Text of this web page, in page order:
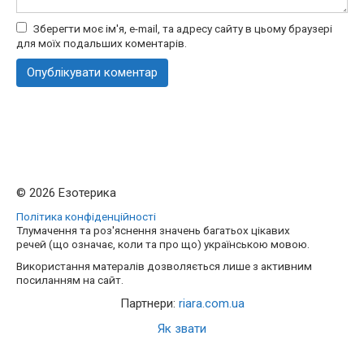
Зберегти моє ім'я, e-mail, та адресу сайту в цьому браузері
для моїх подальших коментарів.
© 2026 Езотерика
Політика конфіденційності
Тлумачення та роз'яснення значень багатьох цікавих
речей (що означає, коли та про що) українською мовою.
Використання матералів дозволяється лише з активним
посиланням на сайт.
Партнери: riara.com.ua
Як звати